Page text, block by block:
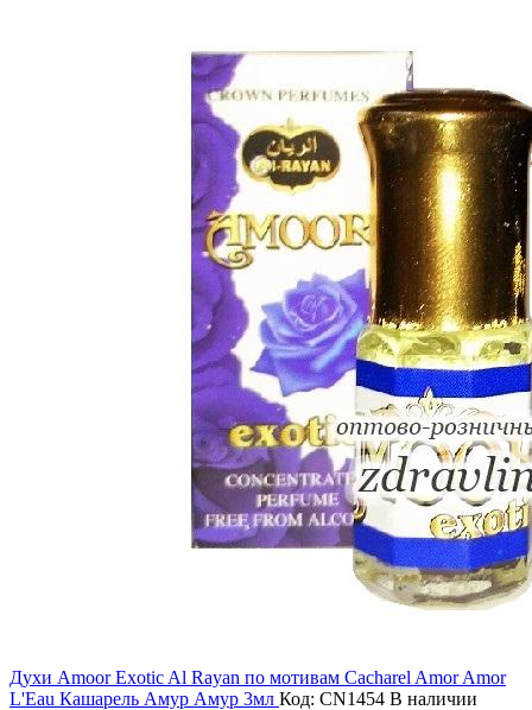
Духи Amoor Exotic Al Rayan по мотивам Cacharel Amor Amor
L'Eau Кашарель Амур Амур 3мл Код: CN1454 В наличии